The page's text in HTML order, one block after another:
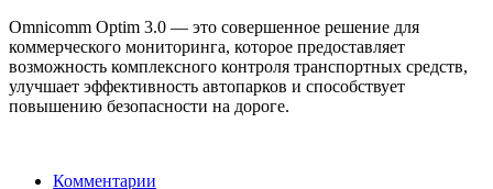
Omnicomm Optim 3.0 — это совершенное решение для
коммерческого мониторинга, которое предоставляет
возможность комплексного контроля транспортных средств,
улучшает эффективность автопарков и способствует
повышению безопасности на дороге.
Комментарии